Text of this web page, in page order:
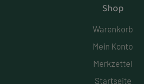
Shop
Warenkorb
Mein Konto
Merkzettel
Startseite